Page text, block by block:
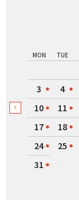
MON TUE
3
4
10
11
17
18
24
25
31